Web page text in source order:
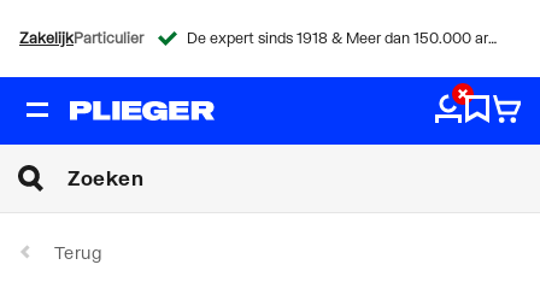
ZakelijkParticulier De expert sinds 1918 & Meer dan 150.000 artikelen
Terug